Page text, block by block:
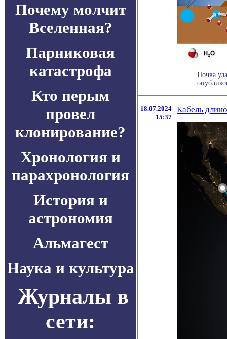
Почему молчит
Вселенная?
Парниковая
катастрофа
Кто перым
провел
клонирование?
Хронология и
парахронология
История и
астрономия
Альмагест
Наука и культура
Журналы в
сети:
Почва
18.07.2024
15:37
Кабель